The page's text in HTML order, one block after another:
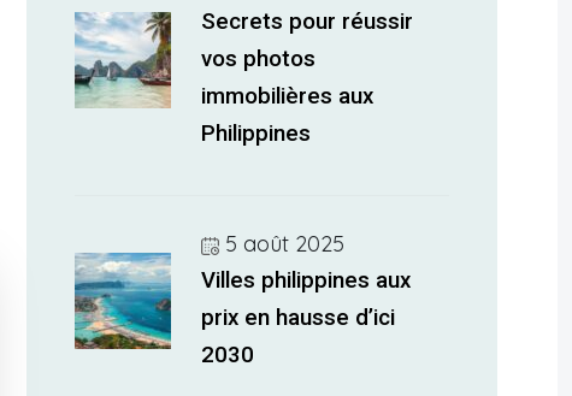
Secrets pour réussir
vos photos
immobilières aux
Philippines
5 août 2025
Villes philippines aux
prix en hausse d’ici
2030